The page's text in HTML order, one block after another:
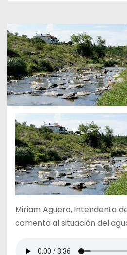
Miriam Aguero, Intendenta
comenta al situación del